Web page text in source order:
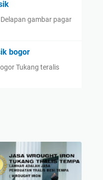
gambar pagar
bogor
Tukang teralis